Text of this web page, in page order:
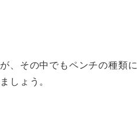
、その中でもペンチの種類に
しょう。